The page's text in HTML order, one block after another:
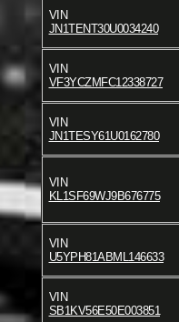
VIN
JN1TENT30U0034240
VIN
VF3YCZMFC12338727
VIN
JN1TESY61U0162780
VIN
KL1SF69WJ9B676775
VIN
U5YPH81ABML146633
VIN
SB1KV56E50E003851